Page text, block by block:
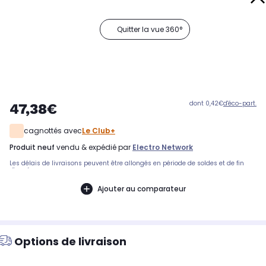
Quitter la vue 360°
47,38€ dont 0,42€d'éco-part.
cagnottés avecLe Club+
produit neuf vendu & expédié par Electro Network
Les délais de livraisons peuvent être allongés en période de soldes et de fin
d'année.
Ajouter au comparateur
Options de livraison